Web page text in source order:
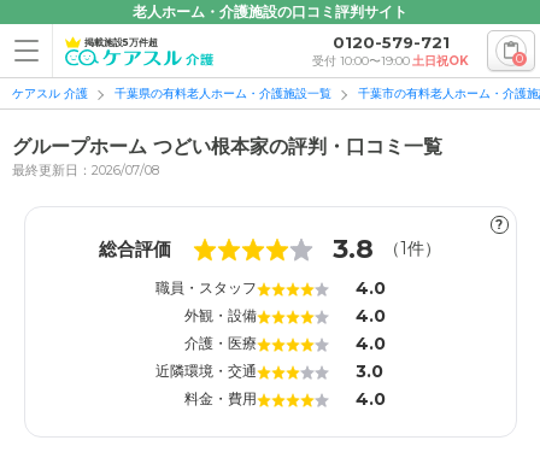
老人ホーム・介護施設の口コミ評判サイト
掲載施設5万件超 0120-579-721
受付 10:00〜19:00土日祝OK 0
ケアスル 介護 千葉県の有料老人ホーム・介護施設一覧 千葉市の有料老人ホーム・介護
グループホーム つどい根本家の評判・口コミ一覧
最終更新日：2026/07/08
?
総合評価 3.8 （1件）
職員・スタッフ 4.0
外観・設備 4.0
介護・医療 4.0
近隣環境・交通 3.0
料金・費用 4.0